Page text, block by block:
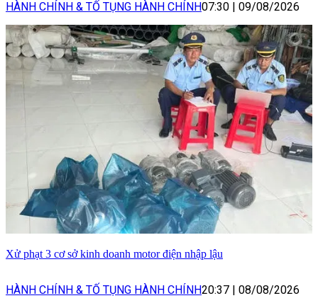
HÀNH CHÍNH & TỐ TỤNG HÀNH CHÍNH07:30 | 09/08/2026
Xử phạt 3 cơ sở kinh doanh motor điện nhập lậu
HÀNH CHÍNH & TỐ TỤNG HÀNH CHÍNH20:37 | 08/08/2026